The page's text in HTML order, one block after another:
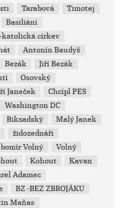
Tarabová
Timotej
Basiliáni
katolická církev
Antonín Baudyš
Bezák
Jiří Bezák
Osovský
Janeček
Chcípl PES
Washington DC
Biksadský
Malý Janek
židozednáři
Volný
Volný
Kohout
Kavan
Adamec
BZ -BEZ ZBROJÁKU
Maňas